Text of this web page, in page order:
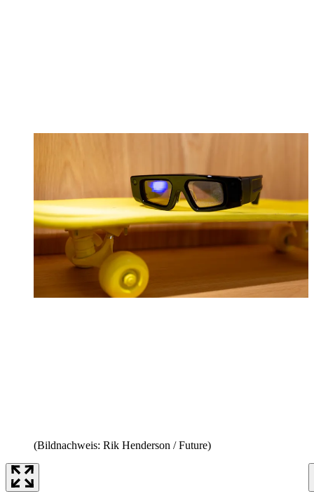
(Bildnachweis: Rik Henderson / Future)